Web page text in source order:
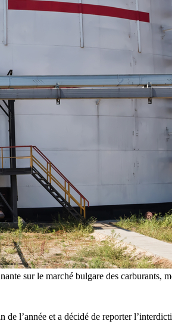
sur le marché bulgare des carburants,
l’année et a décidé de reporter